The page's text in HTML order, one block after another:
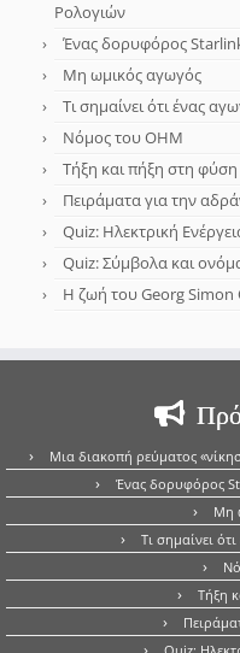
Ρολογιών
Ένας δορυφόρος Starlink
Μη ωμικός αγωγός
Τι σημαίνει ότι ένας
Νόμος του OHM
Τήξη και πήξη στη φύση
Πειράματα για την
Quiz: Ηλεκτρική
Quiz: Σύμβολα και
Η ζωή του Georg Simon
Μια διακοπή ρεύματος
Ένας δορυφόρος
Μη
Τι σημαίνει
Τήξη